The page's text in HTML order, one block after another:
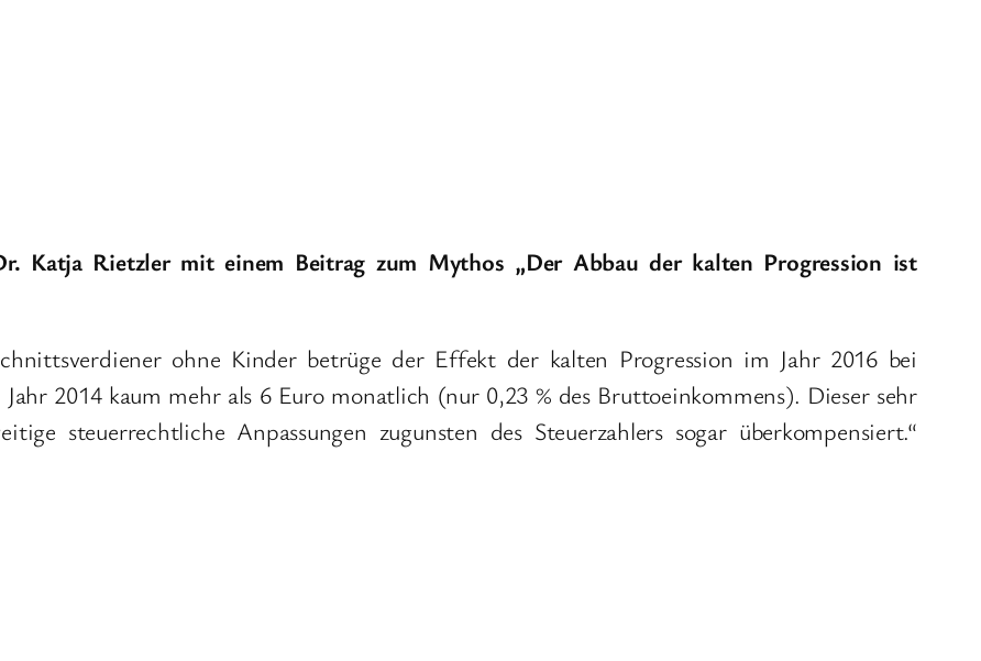
Katja Rietzler mit einem Beitrag zum Mythos „Der Abbau der kalten Progression ist
ohne Kinder betrüge der Effekt der kalten Progression im Jahr 2016 bei
2014 kaum mehr als 6 Euro monatlich (nur 0,23 % des Bruttoeinkommens). Dieser sehr
steuerrechtliche Anpassungen zugunsten des Steuerzahlers sogar überkompensiert.“